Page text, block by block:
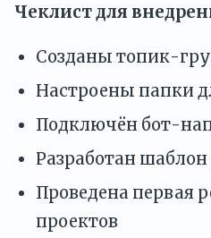
Чеклист для
Созданы топик-
Настроены папки
Подключён бот-
Разработан
Проведена первая
проектов